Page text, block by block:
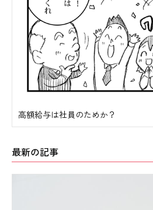
高額給与は社員のためか？
最新の記事